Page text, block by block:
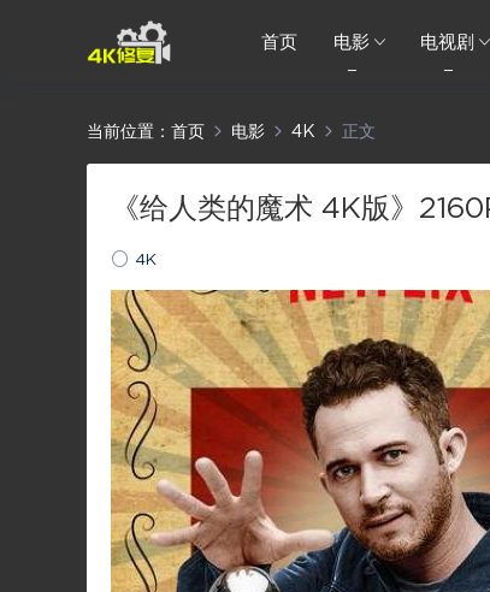
首页 电影 电视剧
当前位置： 首页 电影 4K 正文
《给人类的魔术 4K版》
4K